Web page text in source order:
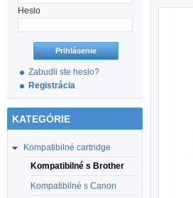
Heslo
Zabudli ste heslo?
Registrácia
KATEGÓRIE
Kompatibilné cartridge
Kompatibilné s Brother
Kompatibilné s Canon